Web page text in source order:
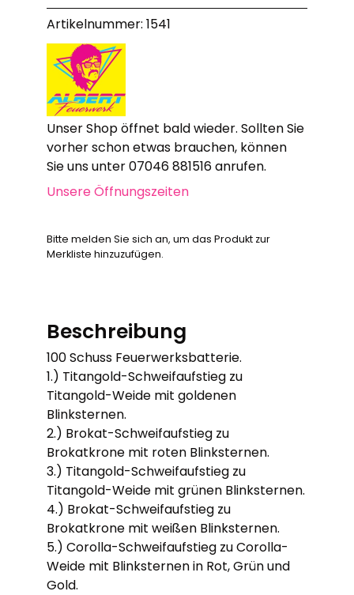
Artikelnummer: 1541
Unser Shop öffnet bald wieder. Sollten Sie
vorher schon etwas brauchen, können
Sie uns unter 07046 881516 anrufen.
Unsere Öffnungszeiten
Bitte melden Sie sich an, um das Produkt zur
Merkliste hinzuzufügen.
Beschreibung
100 Schuss Feuerwerksbatterie.
1.) Titangold-Schweifaufstieg zu
Titangold-Weide mit goldenen
Blinksternen.
2.) Brokat-Schweifaufstieg zu
Brokatkrone mit roten Blinksternen.
3.) Titangold-Schweifaufstieg zu
Titangold-Weide mit grünen Blinksternen.
4.) Brokat-Schweifaufstieg zu
Brokatkrone mit weißen Blinksternen.
5.) Corolla-Schweifaufstieg zu Corolla-
Weide mit Blinksternen in Rot, Grün und
Gold.